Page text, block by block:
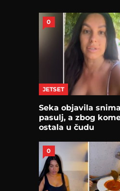
0
JETSET
Seka objavila
pasulj, a zbog
ostala u čudu
0